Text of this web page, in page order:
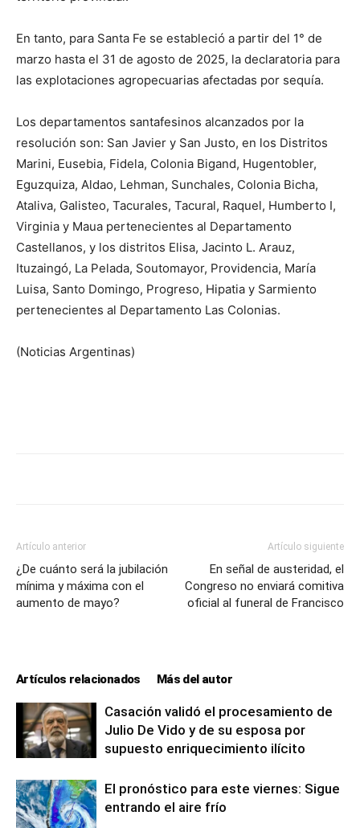
En tanto, para Santa Fe se estableció a partir del 1° de
marzo hasta el 31 de agosto de 2025, la declaratoria para
las explotaciones agropecuarias afectadas por sequía.
Los departamentos santafesinos alcanzados por la
resolución son: San Javier y San Justo, en los Distritos
Marini, Eusebia, Fidela, Colonia Bigand, Hugentobler,
Eguzquiza, Aldao, Lehman, Sunchales, Colonia Bicha,
Ataliva, Galisteo, Tacurales, Tacural, Raquel, Humberto I,
Virginia y Maua pertenecientes al Departamento
Castellanos, y los distritos Elisa, Jacinto L. Arauz,
Ituzaingó, La Pelada, Soutomayor, Providencia, María
Luisa, Santo Domingo, Progreso, Hipatia y Sarmiento
pertenecientes al Departamento Las Colonias.
(Noticias Argentinas)
Artículo anterior
¿De cuánto será la jubilación
mínima y máxima con el
aumento de mayo?
Artículo siguiente
En señal de austeridad, el
Congreso no enviará comitiva
oficial al funeral de Francisco
Artículos relacionados Más del autor
Casación validó el procesamiento de
Julio De Vido y de su esposa por
supuesto enriquecimiento ilícito
El pronóstico para este viernes: Sigue
entrando el aire frío